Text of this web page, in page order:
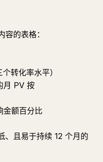
的表格：
转化率水平）
月 PV 按
金额百分比
、且易于持续 12 个月的